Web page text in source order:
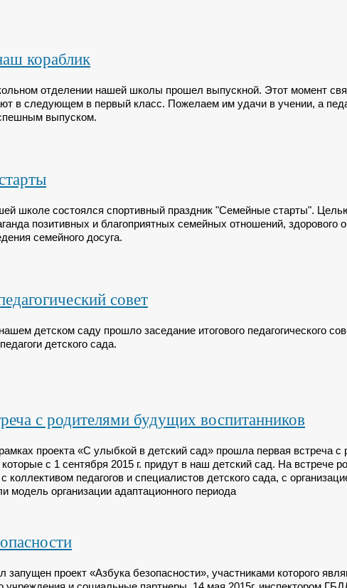
кораблик
отделении нашей школы прошел выпускной. Этот момент
в следующем в первый класс. Пожелаем им удачи в учении, а
выпуском.
школе состоялся спортивный праздник "Семейные старты".
позитивных и благоприятных семейных отношений, здорового
семейного досуга.
совет
детском саду прошло заседание итогового педагогического
детского сада.
с родителями будущих воспитанников
проекта «С улыбкой в детский сад» прошла первая встреча
которые с 1 сентября 2015 г. придут в наш детский сад. На встрече
коллективом педагогов и специалистов детского сада, с
модель организации адаптационного периода
запущен проект «Азбука безопасности», участниками которого